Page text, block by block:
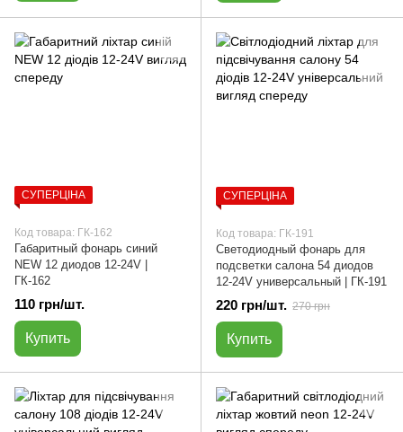
СУПЕРЦІНА
Код товара: ГК-162
Габаритный фонарь синий
NEW 12 диодов 12-24V |
ГК-162
110 грн/шт.
Купить
СУПЕРЦІНА
Код товара: ГК-191
Светодиодный фонарь для
подсветки салона 54 диодов
12-24V универсальный | ГК-191
220 грн/шт. 270 грн
Купить